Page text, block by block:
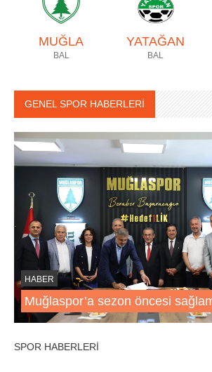
MUĞLA
BAL
YATAĞAN
BAL
GENEL SPOR HABERLERİ
HABER
Muğlaspor’a sezon öncesi
SPOR HABERLERİ